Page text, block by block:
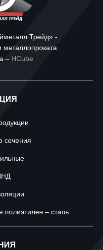
Трейд» -
металлопроката
– HCube
сечения
– сталь